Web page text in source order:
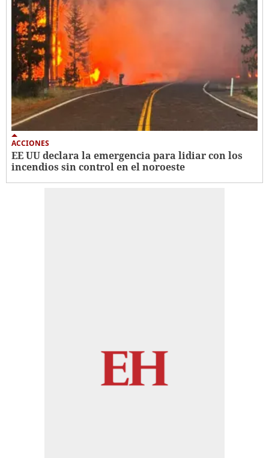
ACCIONES
EE UU declara la emergencia para lidiar con los
incendios sin control en el noroeste